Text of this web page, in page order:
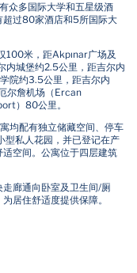
众多国际大学和五星级酒
超过80家酒店和5所国际大
米，距Akpınar广场及
内城堡约2.5公里，距吉尔内
院约3.5公里，距吉尔内
尔詹机场（Ercan
）80公里。
均配有独立储藏空间、停车
型私人花园，并已登记在产
空间。公寓位于四层建筑
廊通向卧室及卫生间/厕
居住舒适度提供保障。